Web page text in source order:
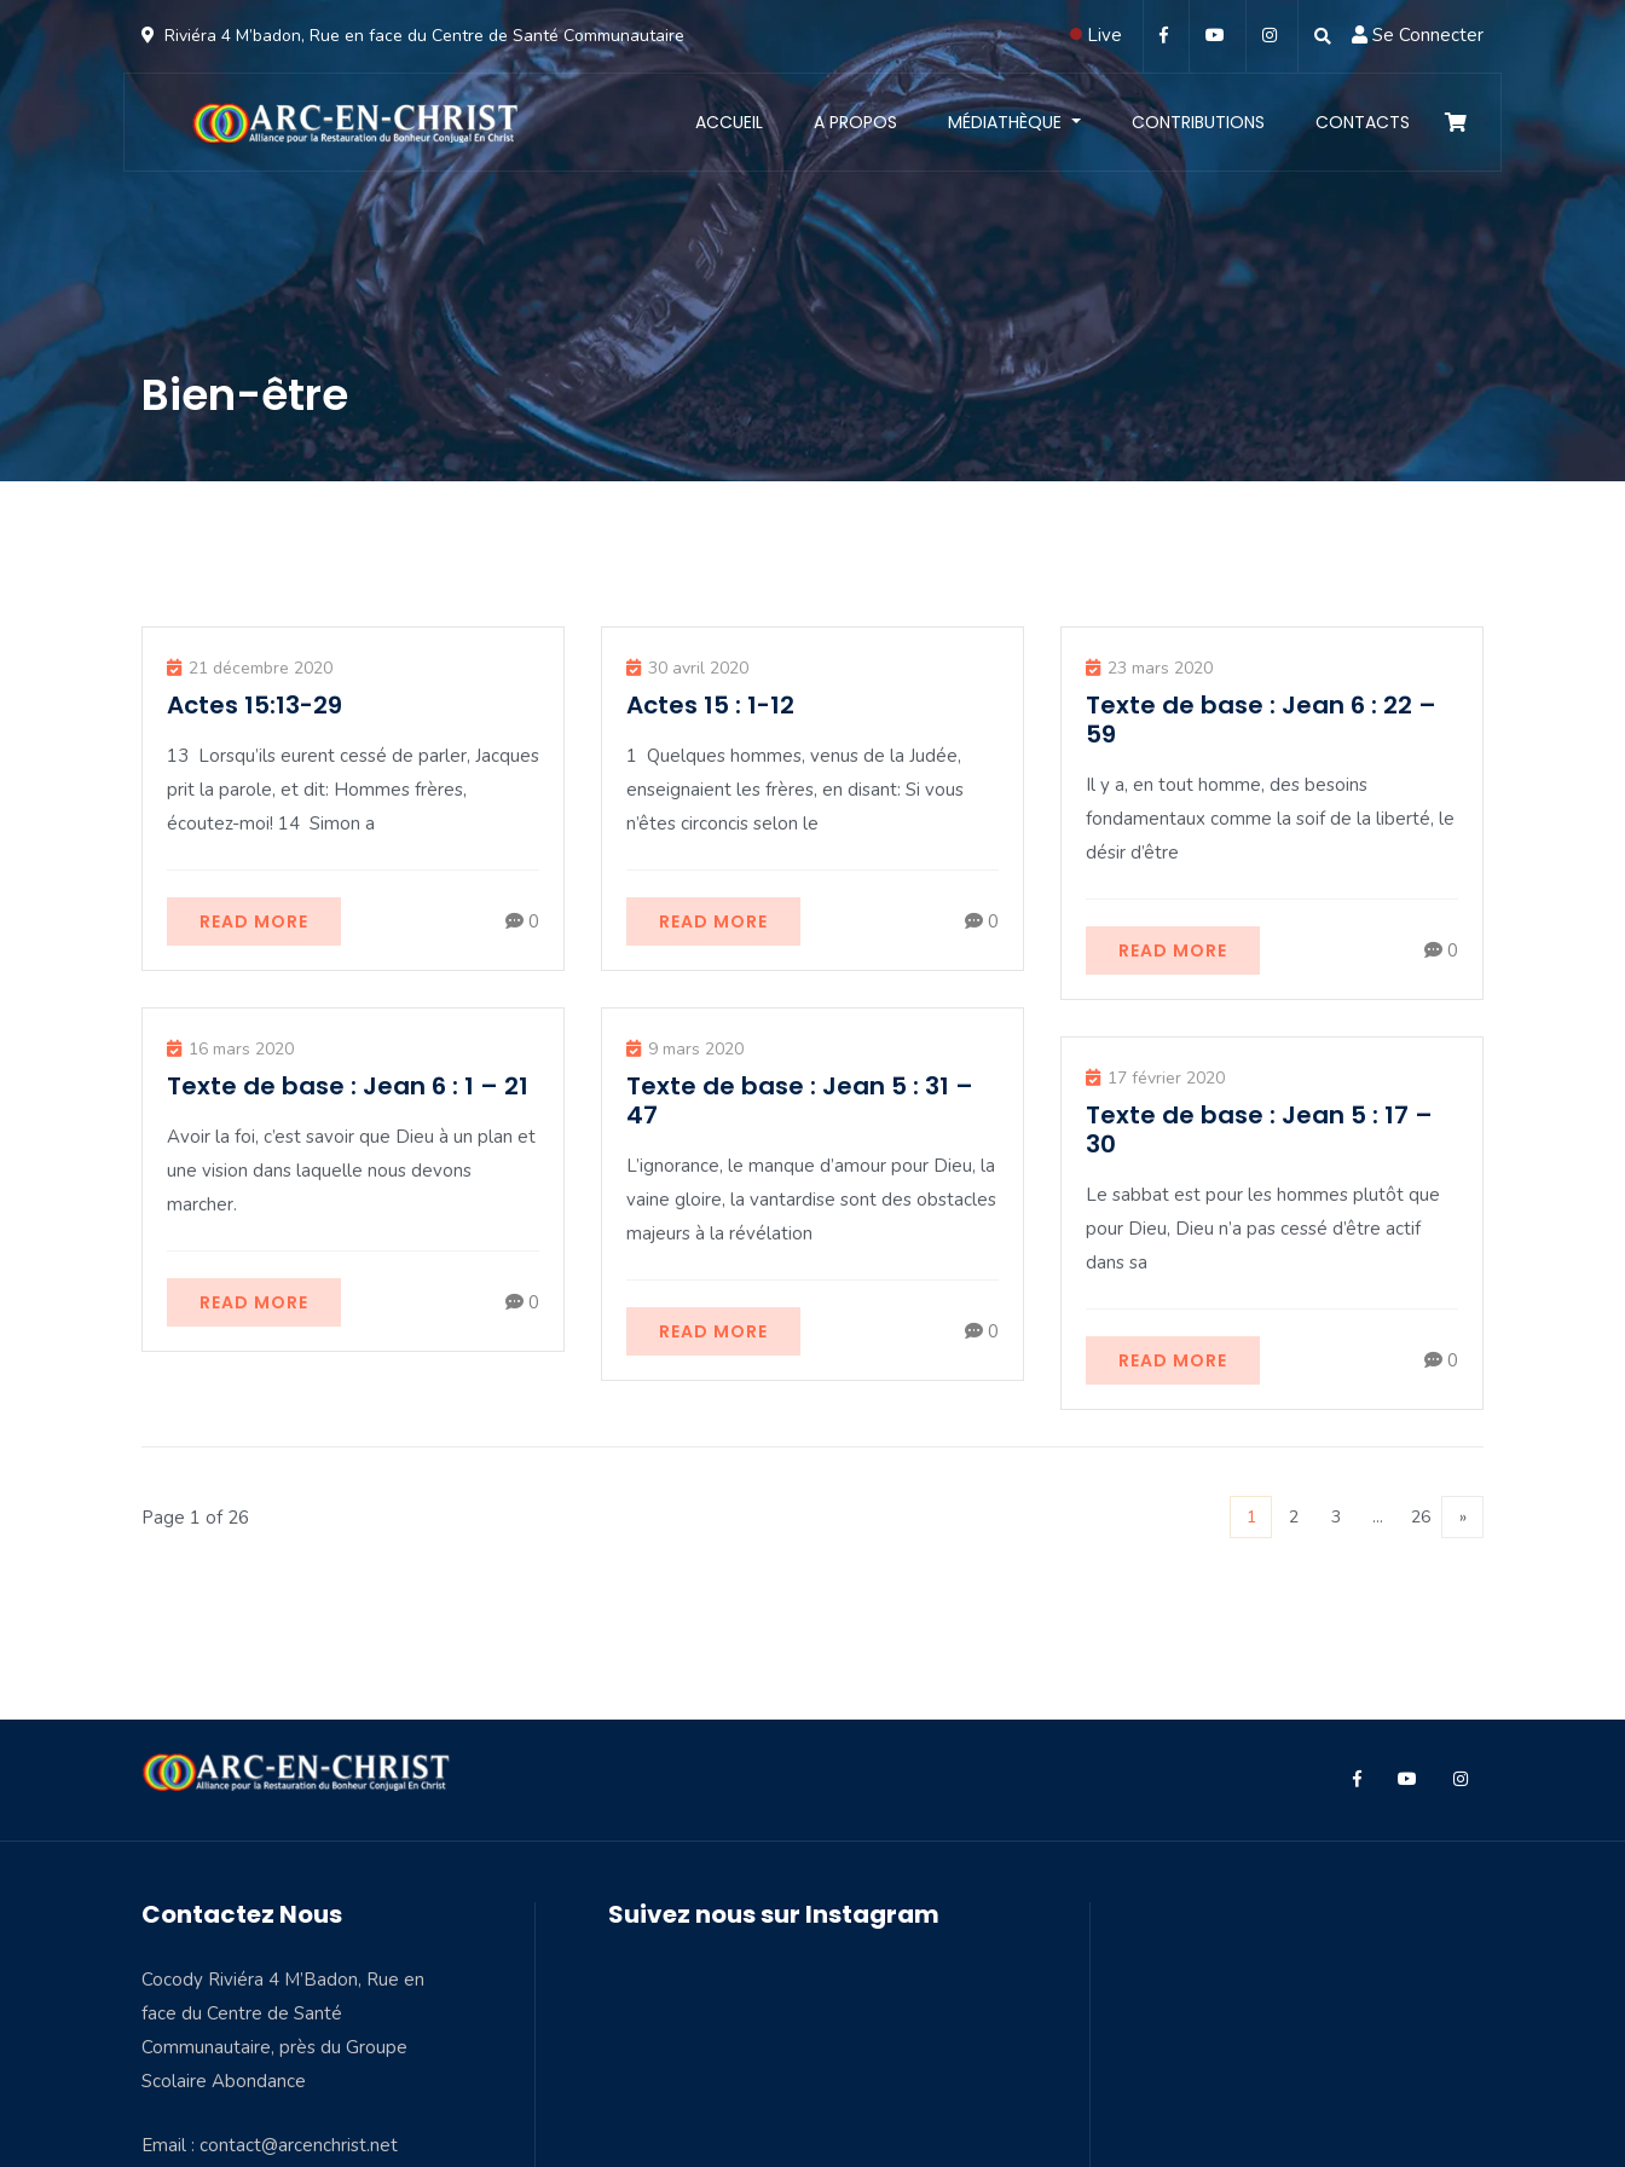
Riviéra 4 M’badon, Rue en face du Centre de Santé Communautaire Live Se Connecter
ACCUEIL A PROPOS MÉDIATHÈQUE CONTRIBUTIONS CONTACTS
Bien-être
21 décembre 2020
Actes 15:13-29
13 Lorsqu’ils eurent cessé de parler, Jacques
prit la parole, et dit: Hommes frères,
écoutez-moi! 14 Simon a
READ MORE 0
30 avril 2020
Actes 15 : 1-12
1 Quelques hommes, venus de la Judée,
enseignaient les frères, en disant: Si vous
n’êtes circoncis selon le
READ MORE 0
23 mars 2020
Texte de base : Jean 6 : 22 –
59
Il y a, en tout homme, des besoins
fondamentaux comme la soif de la liberté, le
désir d’être
READ MORE 0
16 mars 2020
Texte de base : Jean 6 : 1 – 21
Avoir la foi, c’est savoir que Dieu à un plan et
une vision dans laquelle nous devons
marcher.
READ MORE 0
9 mars 2020
Texte de base : Jean 5 : 31 –
47
L’ignorance, le manque d’amour pour Dieu, la
vaine gloire, la vantardise sont des obstacles
majeurs à la révélation
READ MORE 0
17 février 2020
Texte de base : Jean 5 : 17 –
30
Le sabbat est pour les hommes plutôt que
pour Dieu, Dieu n’a pas cessé d’être actif
dans sa
READ MORE 0
Page 1 of 26 1 2 3 … 26 »
Contactez Nous
Cocody Riviéra 4 M’Badon, Rue en
face du Centre de Santé
Communautaire, près du Groupe
Scolaire Abondance
Email : contact@arcenchrist.net
Suivez nous sur Instagram